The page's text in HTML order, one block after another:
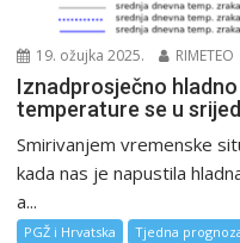
19. ožujka 2025. RIMETEO
Iznadprosječno
temperature se u
Smirivanjem vremenske
kada nas je napustila
a...
PGŽ i Hrvatska Tjedna